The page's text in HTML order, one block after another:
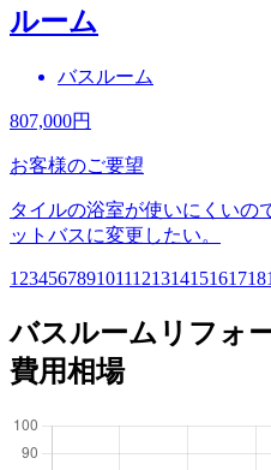
ルーム
バスルーム
807,000円
お客様のご要望
タイルの浴室が使いにくいの
ットバスに変更したい。
1 23456789101112131415161718
バスルームリフォ
費用相場